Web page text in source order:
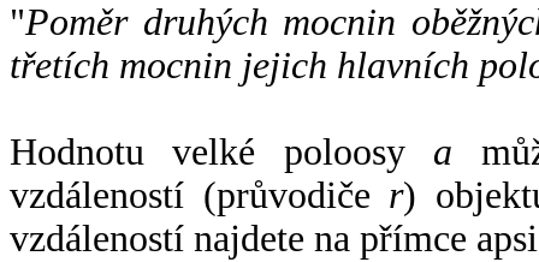
"Poměr druhých mocnin
třetích mocnin jejich hlavních
Hodnotu velké poloosy a
vzdáleností (průvodiče r)
vzdáleností najdete na přímce